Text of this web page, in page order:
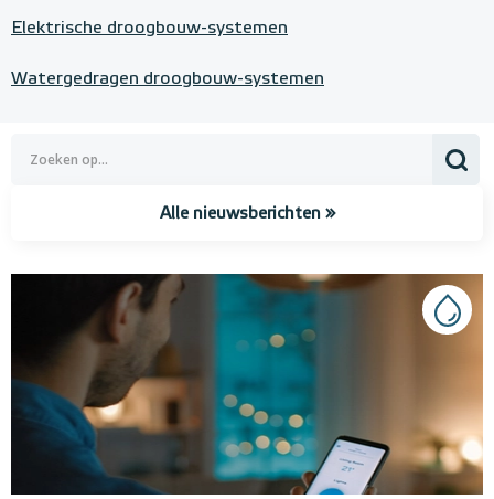
Elektrische droogbouw-systemen
Watergedragen droogbouw-systemen
Alle nieuwsberichten »